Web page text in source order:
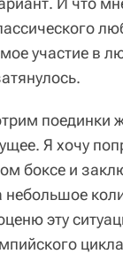
участие в
поединки
Я хочу
боксе и
небольшое
эту